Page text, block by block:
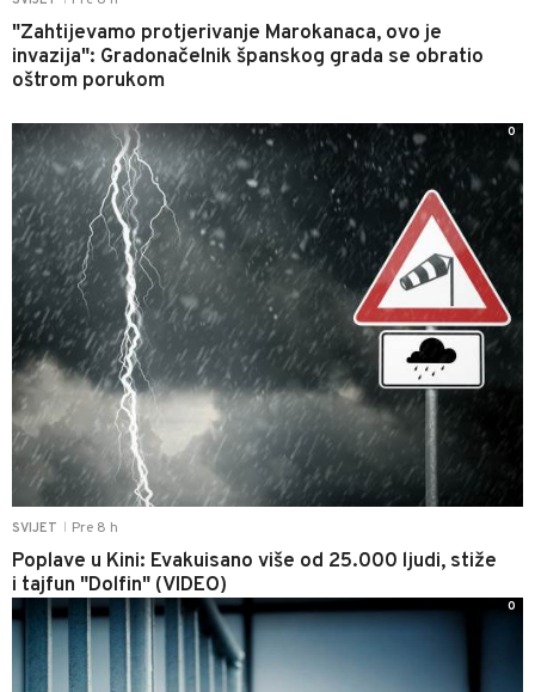
"Zahtijevamo protjerivanje Marokanaca, ovo je
invazija": Gradonačelnik španskog grada se obratio
oštrom porukom
SVIJET Pre 8 h
Poplave u Kini: Evakuisano više od 25.000 ljudi, stiže
i tajfun "Dolfin" (VIDEO)
0
0